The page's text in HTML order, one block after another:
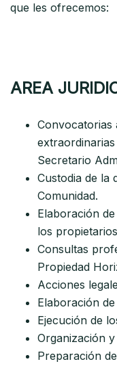
que les ofrecemos:
AREA
Convocatorias
Secretario
Custodia de la
Comunidad.
Elaboración
los
Consultas
Propiedad
Acciones
Elaboración
Ejecución de
Organización
Preparación